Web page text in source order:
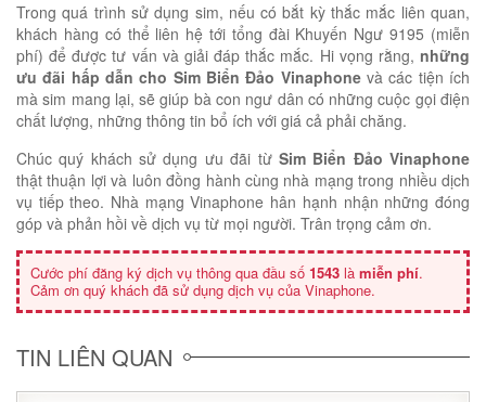
Trong quá trình sử dụng sim, nếu có bắt kỳ thắc mắc liên quan,
khách hàng có thể liên hệ tới tổng đài Khuyến Ngư 9195 (miễn
phí) để được tư vấn và giải đáp thắc mắc. Hi vọng rằng, những
ưu đãi hấp dẫn cho Sim Biển Đảo Vinaphone và các tiện ích
mà sim mang lại, sẽ giúp bà con ngư dân có những cuộc gọi điện
chất lượng, những thông tin bổ ích với giá cả phải chăng.
Chúc quý khách sử dụng ưu đãi từ Sim Biển Đảo Vinaphone
thật thuận lợi và luôn đồng hành cùng nhà mạng trong nhiều dịch
vụ tiếp theo. Nhà mạng Vinaphone hân hạnh nhận những đóng
góp và phản hồi về dịch vụ từ mọi người. Trân trọng cảm ơn.
Cước phí đăng ký dịch vụ thông qua đầu số 1543 là miễn phí.
Cảm ơn quý khách đã sử dụng dịch vụ của Vinaphone.
TIN LIÊN QUAN